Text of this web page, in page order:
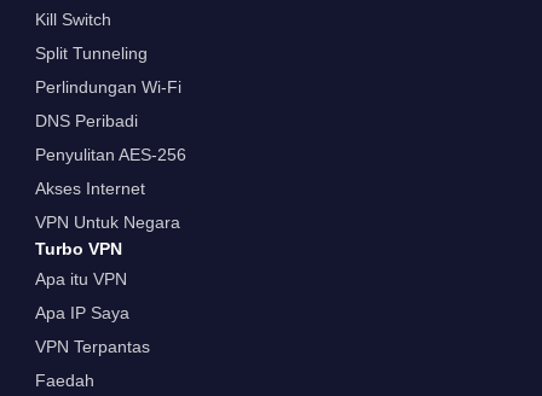
Kill Switch
Split Tunneling
Perlindungan Wi-Fi
DNS Peribadi
Penyulitan AES-256
Akses Internet
VPN Untuk Negara
Turbo VPN
Apa itu VPN
Apa IP Saya
VPN Terpantas
Faedah